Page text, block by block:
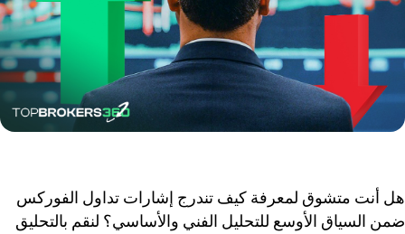
هل أنت متشوق لمعرفة كيف تندرج إشارات تداول الفوركس
ضمن السياق الأوسع للتحليل الفني والأساسي؟ لنقم بالتحليق